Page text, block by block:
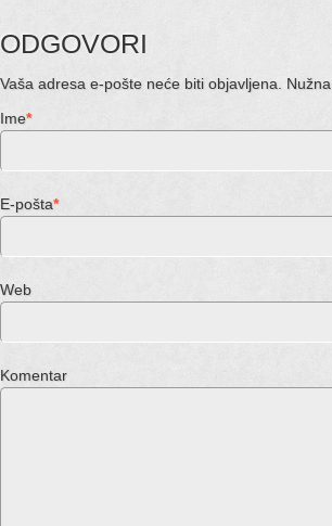
ODGOVORI
Vaša adresa e-pošte neće biti objavljena.
Ime*
E-pošta*
Web
Komentar